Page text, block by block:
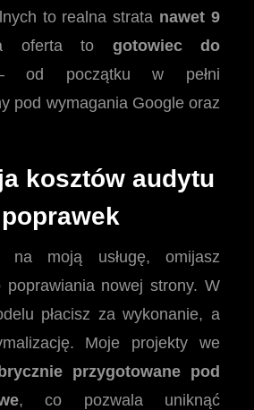
to realna strata nawet 9
oferta to gotowiec do
początku w pełni
pod wymagania Google oraz
kosztów audytu
na moją usługę, omijasz
poprawiania nowej strony. W
płacisz za wykonanie, a
Moje projekty we
przygotowane pod
, co pozwala uniknąć